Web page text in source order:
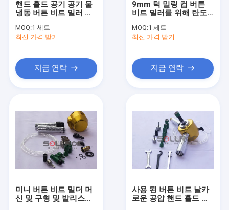
핸드 홀드 공기 공기 물
냉동 버튼 비트 밀러 밀
MOQ:1 세트
최신 가격 받기
지금 연락
9mm 턱 밀링 컵 버튼
비트 밀러를 위해 탄도
MOQ:1 세트
최신 가격 받기
지금 연락
미니 버튼 비트 밀더 머
신 및 구형 및 발리스틱
사용 된 버튼 비트 날카
로운 공압 핸드 홀드 드